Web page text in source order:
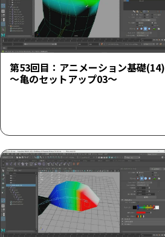
第53回目：アニメーション基礎(14)
～亀のセットアップ03～